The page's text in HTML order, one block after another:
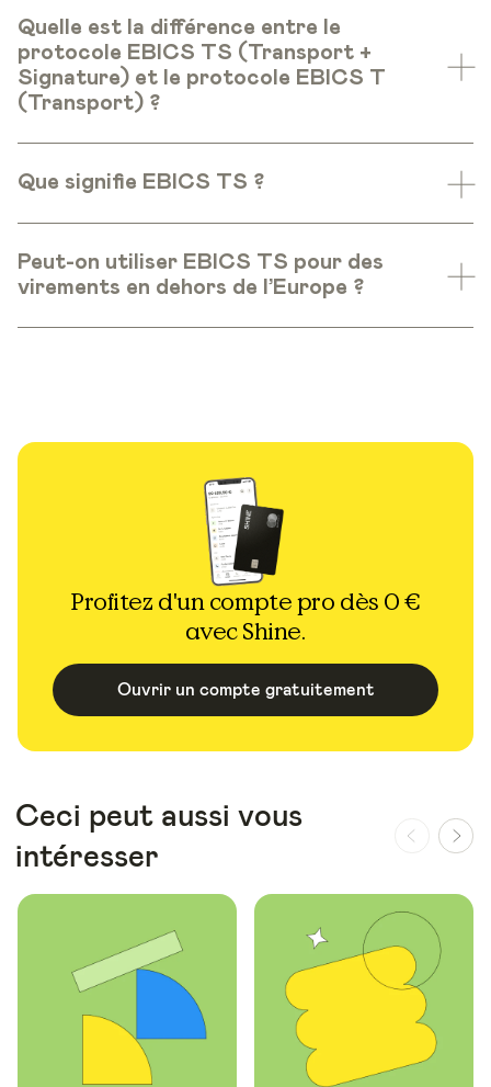
Quelle est la différence entre le
protocole EBICS TS (Transport +
Signature) et le protocole EBICS T
(Transport) ?
Que signifie EBICS TS ?
Peut-on utiliser EBICS TS pour des
virements en dehors de l’Europe ?
Profitez d'un compte pro dès 0 €
avec Shine.
Ouvrir un compte gratuitement
Ceci peut aussi vous
intéresser